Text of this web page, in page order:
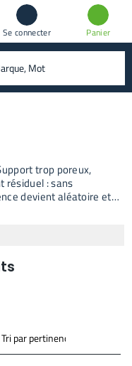
Se connecter Panier
trop poreux,
résiduel : sans